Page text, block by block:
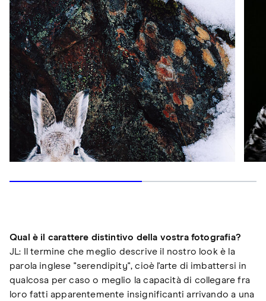
Qual è il carattere distintivo della vostra fotografia?
JL: Il termine che meglio descrive il nostro look è la
parola inglese "serendipity", cioè l'arte di imbattersi in
qualcosa per caso o meglio la capacità di collegare fra
loro fatti apparentemente insignificanti arrivando a una